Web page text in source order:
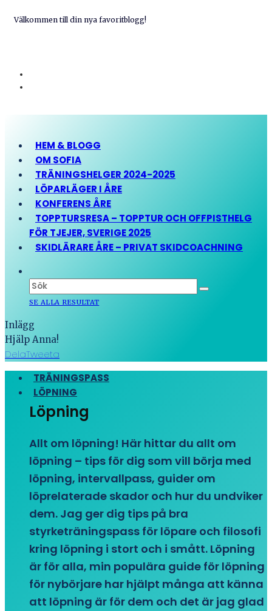
Välkommen till din nya favoritblogg!
HEM & BLOGG
OM SOFIA
TRÄNINGSHELGER 2024-2025
LÖPARLÄGER I ÅRE
KONFERENS ÅRE
TOPPTURSRESA – TOPPTUR OCH OFFPISTHELG
FÖR TJEJER, SVERIGE 2025
SKIDLÄRARE ÅRE – PRIVAT SKIDCOACHNING
SE ALLA RESULTAT
Inlägg
Hjälp Anna!
DelaTweeta
TRÄNINGSPASS
LÖPNING
Löpning
Allt om löpning! Här hittar du allt om
löpning – tips för dig som vill börja med
löpning, intervallpass, guider om
löprelaterade skador och hur du undviker
dem. Jag ger dig tips på bra
styrketräningspass för löpare och filosofi
kring löpning i stort och i smått. Löpning
är för alla, min populära guide för löpning
för nybörjare har hjälpt många att känna
att löpning är för dem och det är jag glad